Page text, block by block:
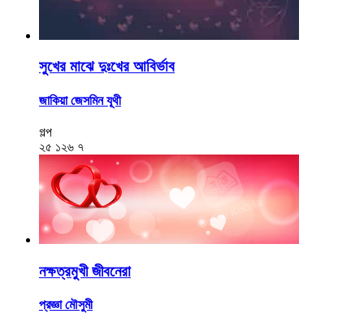
সুখের মাঝে দুঃখের আবির্ভাব
জাকিয়া জেসমিন যূথী
গল্প
২৫ ১২৬ ৭
নক্ষত্রমুখী জীবনেরা
প্রজ্ঞা মৌসুমী